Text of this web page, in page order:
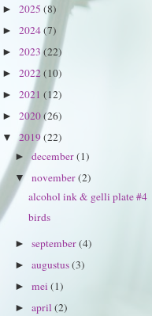
► 2025 (8)
► 2024(7)
► 2023(22)
► 2022(10)
► 2021 (12)
► 2020(26)
▼2019(22)
►december(1)
▼november(2)
alcohol ink & gelli plate #4
birds
►september(4)
►augustus(3)
►mei(1)
►april(2)